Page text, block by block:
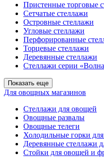
Пристенные торговые
Сетчатые стеллажи
Островные стеллажи
Угловые стеллажи
Перфорированные
Торцевые стеллажи
Деревянные стеллажи
Стеллажи серии
Показать еще
Для овощных магазинов
Стеллажи для овощей
Овощные развалы
Овощные телеги
Холодильные горки
Деревянные стеллажи
Стойки для овощей и